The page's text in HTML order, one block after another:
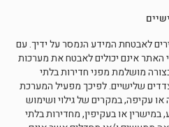
לאבטחת המידע הנמסר על ידיך. עם
אינם יכולים לאבטח את מערכות
מושלמת מפני חדירות בלתי
שלישיים. לפיכך מפעיל המערכת
עקיפה, במקרים של גילוי ושימוש
במישרין או בעקיפין, מחדירות בלתי